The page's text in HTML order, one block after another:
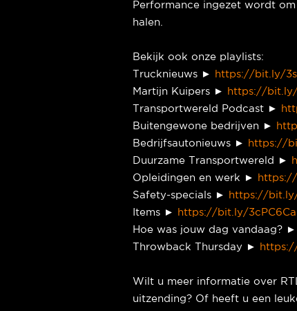
Performance ingezet wordt
halen.
Bekijk ook onze playlists:
Trucknieuws ►
https://bit.ly/
Martijn Kuipers ►
https://
Transportwereld Podcast ►
Buitengewone bedrijven ►
Bedrijfsautonieuws ►
https://
Duurzame Transportwereld ►
Opleidingen en werk ►
Safety-specials ►
https://
Items ►
https://bit.ly/3cPC6Ca
Hoe was jouw dag vandaag? ►
Throwback Thursday ►
Wilt u meer informatie over
uitzending? Of heeft u een